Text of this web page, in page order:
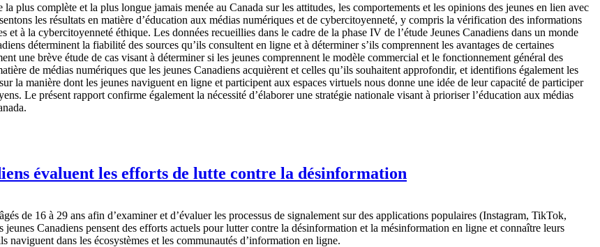
plus complète et la plus longue jamais menée au Canada sur les attitudes, les comportements et les opinions des jeunes en lien avec
les résultats en matière d’éducation aux médias numériques et de cybercitoyenneté, y compris la vérification des informations
et à la cybercitoyenneté éthique. Les données recueillies dans le cadre de la phase IV de l’étude Jeunes Canadiens dans un monde
déterminent la fiabilité des sources qu’ils consultent en ligne et à déterminer s’ils comprennent les avantages de certaines
une brève étude de cas visant à déterminer si les jeunes comprennent le modèle commercial et le fonctionnement général des
de médias numériques que les jeunes Canadiens acquièrent et celles qu’ils souhaitent approfondir, et identifions également les
la manière dont les jeunes naviguent en ligne et participent aux espaces virtuels nous donne une idée de leur capacité de participer
Le présent rapport confirme également la nécessité d’élaborer une stratégie nationale visant à prioriser l’éducation aux médias
évaluent les efforts de lutte contre la désinformation
de 16 à 29 ans afin d’examiner et d’évaluer les processus de signalement sur des applications populaires (Instagram, TikTok,
Canadiens pensent des efforts actuels pour lutter contre la désinformation et la mésinformation en ligne et connaître leurs
dans les écosystèmes et les communautés d’information en ligne.